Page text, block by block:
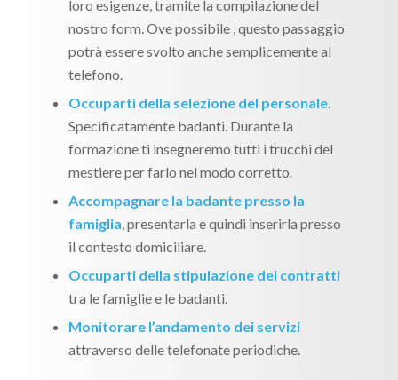
loro esigenze, tramite la compilazione del
nostro form. Ove possibile , questo passaggio
potrà essere svolto anche semplicemente al
telefono.
Occuparti della selezione del personale.
Specificatamente badanti. Durante la
formazione ti insegneremo tutti i trucchi del
mestiere per farlo nel modo corretto.
Accompagnare la badante presso la
famiglia, presentarla e quindi inserirla presso
il contesto domiciliare.
Occuparti della stipulazione dei contratti
tra le famiglie e le badanti.
Monitorare l’andamento dei servizi
attraverso delle telefonate periodiche.